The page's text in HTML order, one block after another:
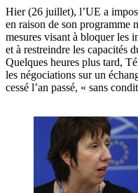
Hier (26 juillet), l’UE a
en raison de son programme
mesures visant à bloquer les
et à restreindre les capacités
Quelques heures plus tard,
les négociations sur un
cessé l’an passé, « sans